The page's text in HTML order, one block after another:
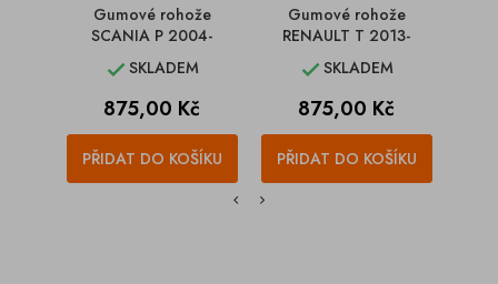
Gumové rohože
SCANIA P 2004-
SKLADEM
Cena
875,00 Kč
PŘIDAT DO KOŠÍKU
Gumové rohože
RENAULT T 2013-
SKLADEM
Cena
875,00 Kč
PŘIDAT DO KOŠÍKU